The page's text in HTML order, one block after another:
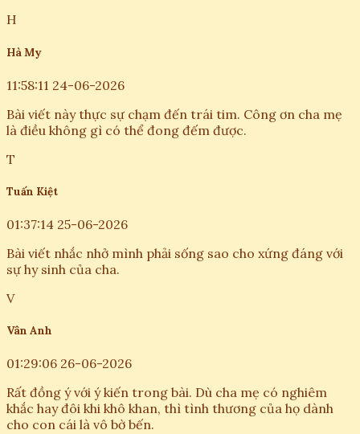
H
Hà My
11:58:11 24-06-2026
Bài viết này thực sự chạm đến trái tim. Công ơn cha mẹ
là điều không gì có thể đong đếm được.
T
Tuấn Kiệt
01:37:14 25-06-2026
Bài viết nhắc nhở mình phải sống sao cho xứng đáng với
sự hy sinh của cha.
V
Vân Anh
01:29:06 26-06-2026
Rất đồng ý với ý kiến trong bài. Dù cha mẹ có nghiêm
khắc hay đôi khi khô khan, thì tình thương của họ dành
cho con cái là vô bờ bến.